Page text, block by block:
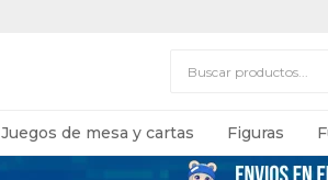
Juegos de mesa y cartas Figuras